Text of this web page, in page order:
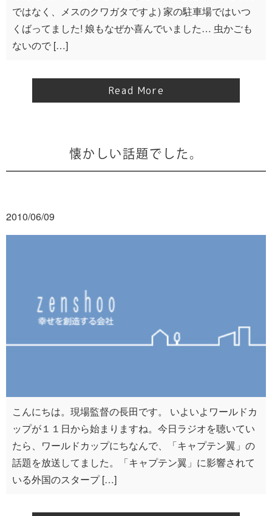
ではなく、メスのクワガタですよ) 家の駐車場ではいつ
くばってました! 娘もなぜか喜んでいました… 虫かごも
ないので […]
Read More
懐かしい話題でした。
2010/06/09
こんにちは。現場監督の長田です。 いよいよワールドカ
ップが１１日から始まりますね。今日ラジオを聴いてい
たら、ワールドカップにちなんで、「キャプテン翼」の
話題を放送してました。「キャプテン翼」に影響されて
いる外国のスタープ […]